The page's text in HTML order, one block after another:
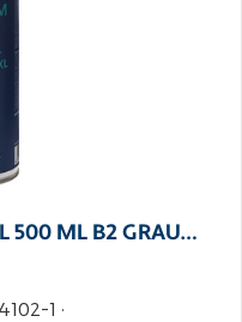
500 ML B2 GRAU…
1 ·